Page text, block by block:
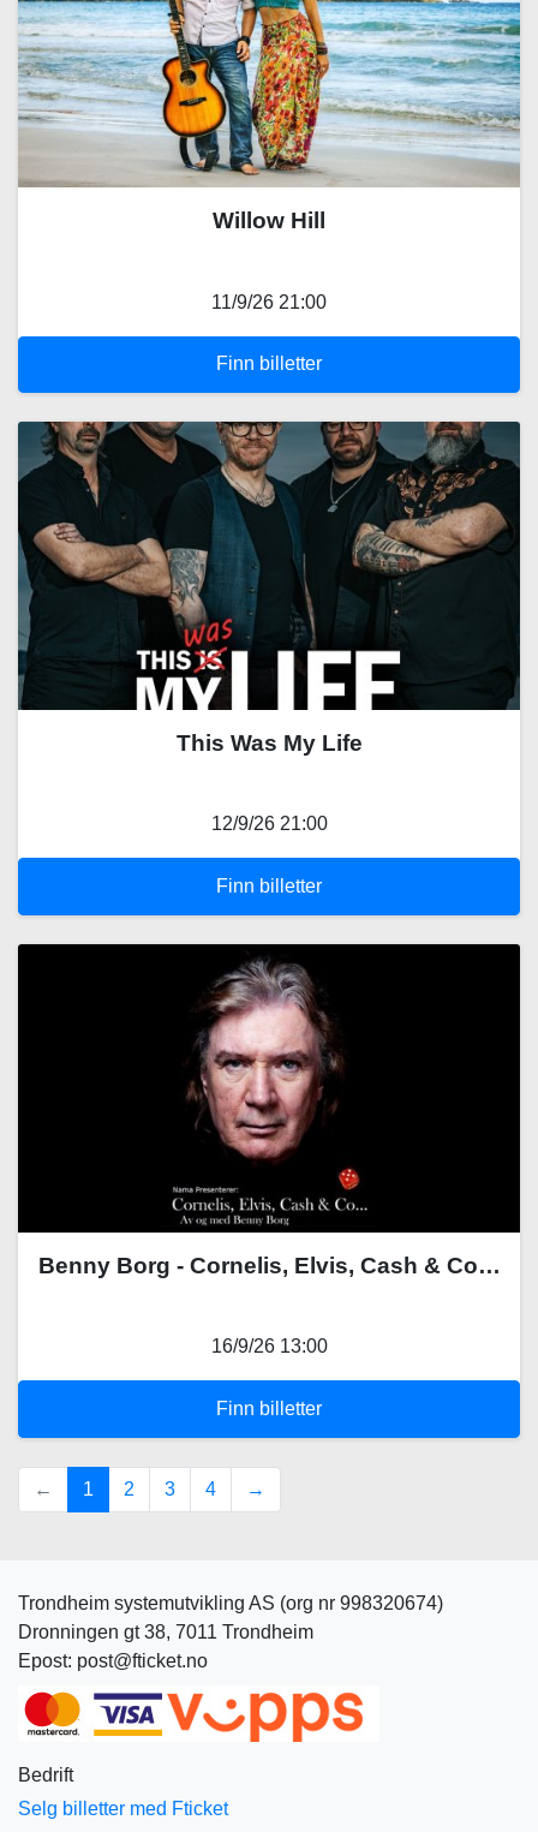
Willow Hill
11/9/26 21:00
Finn billetter
This Was My Life
12/9/26 21:00
Finn billetter
Benny Borg - Cornelis, Elvis, Cash & Co…
16/9/26 13:00
Finn billetter
← 1 (current)
2 3 4 →
Trondheim systemutvikling AS (org nr 998320674)
Dronningen gt 38, 7011 Trondheim
Epost: post@fticket.no
Bedrift
Selg billetter med Fticket